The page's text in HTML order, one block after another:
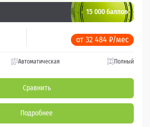
15 000 баллов
от 32 484 ₽/мес
Автоматическая Полный
Сравнить
Подробнее